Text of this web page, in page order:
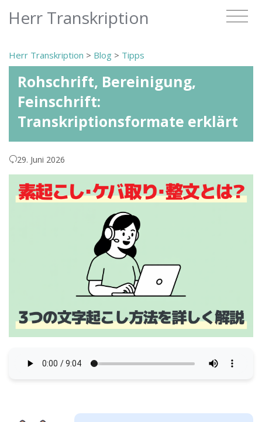
Herr Transkription
Herr Transkription > Blog > Tipps
Rohschrift, Bereinigung,
Feinschrift:
Transkriptionsformate erklärt
29. Juni 2026